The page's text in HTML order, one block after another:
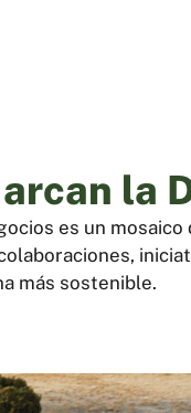
la
es un
más sostenible.